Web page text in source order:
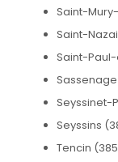
Saint-
Saint-
Saint-
Seyssinet-
Seyssins
Tencin